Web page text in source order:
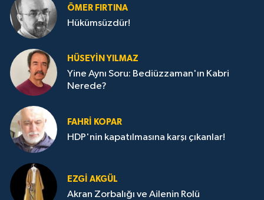
ÖMER FIRTINA
Hükümsüzdür!
HÜSEYIN YILMAZ
Yine Aynı Soru: Bediüzzaman'ın Kabri
Nerede?
FAHRI KOPAR
HDP'nin kapatılmasına karşı çıkanlar!
EZGI AKGÜL
Akran Zorbalığı ve Ailenin Rolü